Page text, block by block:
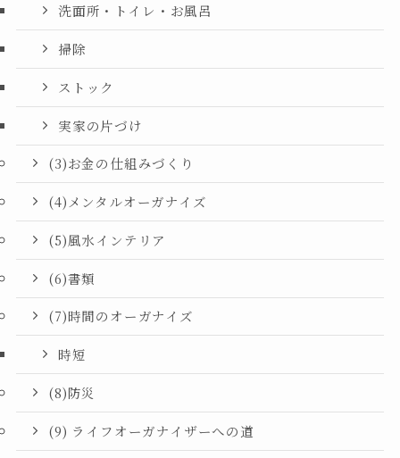
洗面所・トイレ・お風呂
掃除
ストック
実家の片づけ
(3)お金の仕組みづくり
(4)メンタルオーガナイズ
(5)風水インテリア
(6)書類
(7)時間のオーガナイズ
時短
(8)防災
(9) ライフオーガナイザーへの道